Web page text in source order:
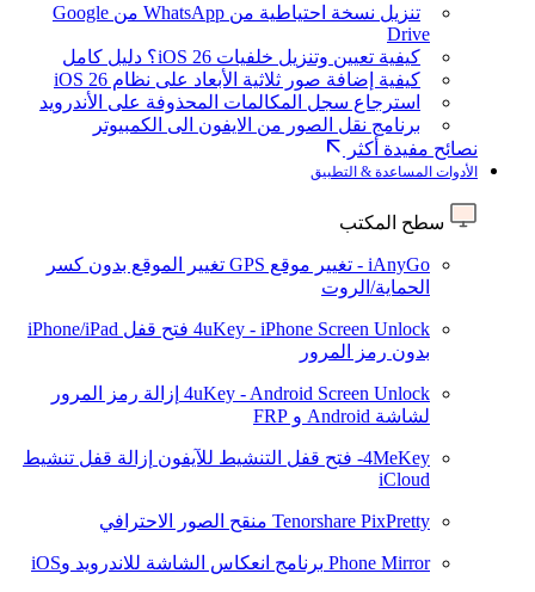
تنزيل نسخة احتياطية من WhatsApp من Google
Drive
كيفية تعيين وتنزيل خلفيات iOS 26؟ دليل كامل
كيفية إضافة صور ثلاثية الأبعاد على نظام iOS 26
استرجاع سجل المكالمات المحذوفة على الأندرويد
برنامج نقل الصور من الايفون الى الكمبيوتر
نصائح مفيدة أكثر
الأدوات المساعدة & التطبيق
سطح المكتب
iAnyGo - تغيير موقع GPS
تغيير الموقع بدون كسر
الحماية/الروت
4uKey - iPhone Screen Unlock
فتح قفل iPhone/iPad
بدون رمز المرور
4uKey - Android Screen Unlock إزالة رمز المرور
لشاشة Android و FRP
4MeKey- فتح قفل التنشيط للآيفون
إزالة قفل تنشيط
iCloud
Tenorshare PixPretty منقح الصور الاحترافي
Phone Mirror برنامج انعكاس الشاشة للاندرويد وiOS